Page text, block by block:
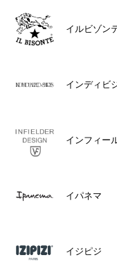
イルビゾン
インディビ
インフィー
イパネマ
イジピジ